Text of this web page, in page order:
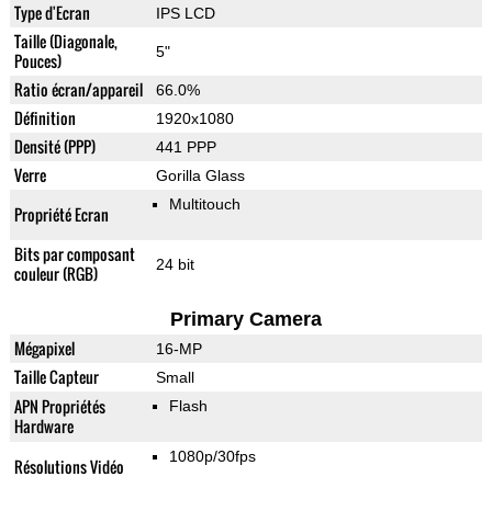
Type d'Ecran IPS LCD
Taille (Diagonale,
Pouces)
5"
Ratio écran/appareil 66.0%
Définition 1920x1080
Densité (PPP) 441 PPP
Verre Gorilla Glass
Propriété Ecran Multitouch
Bits par composant
couleur (RGB)
24 bit
Primary Camera
Mégapixel 16-MP
Taille Capteur Small
APN Propriétés
Hardware
Flash
Résolutions Vidéo 1080p/30fps